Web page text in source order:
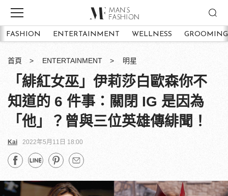
FASHION ENTERTAINMENT WELLNESS GROOMING
首頁 ENTERTAINMENT 明星
「緋紅女巫」伊莉莎白歐森你不
知道的 6 件事：關閉 IG 是因為
「他」？曾與三位英雄傳緋聞！
Kai 2022年5月11日 18:00